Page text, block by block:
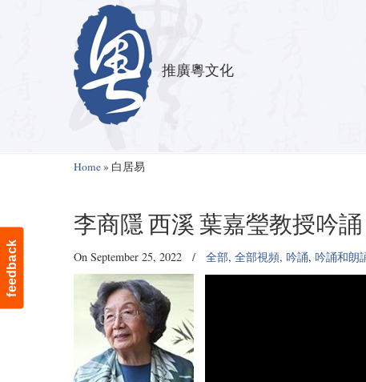
feedback
推廣粵文化
Navigation
Home» 白居易
李商隱 西溪 葉嘉瑩教授吟
On September 25, 2022 / 全部, 全部視頻, 吟誦, 吟誦和朗